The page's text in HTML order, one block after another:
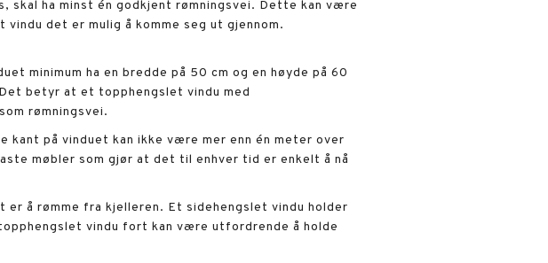
skal ha minst én godkjent rømningsvei. Dette kan være
det er mulig å komme seg ut gjennom.
minimum ha en bredde på 50 cm og en høyde på 60
betyr at et topphengslet vindu med
rømningsvei.
på vinduet kan ikke være mer enn én meter over
møbler som gjør at det til enhver tid er enkelt å nå
å rømme fra kjelleren. Et sidehengslet vindu holder
vindu fort kan være utfordrende å holde